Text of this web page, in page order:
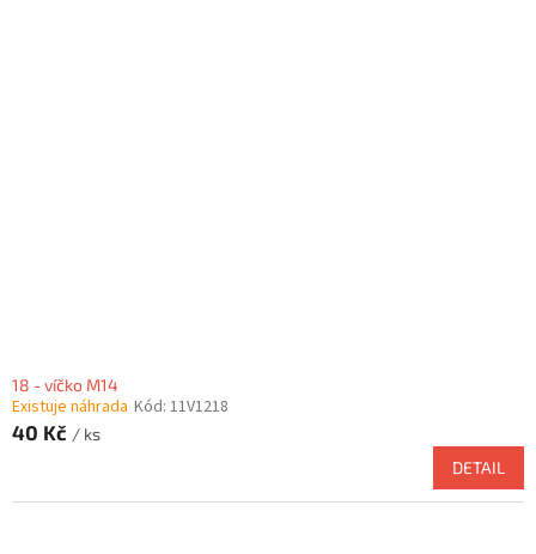
18 - víčko M14
Existuje náhrada Kód: 11V1218
40 Kč / ks
DETAIL